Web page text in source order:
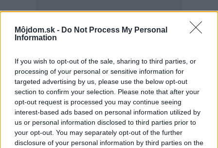
Môjdom.sk - Do Not Process My Personal
Information
If you wish to opt-out of the sale, sharing to third parties, or
processing of your personal or sensitive information for
targeted advertising by us, please use the below opt-out
section to confirm your selection. Please note that after your
opt-out request is processed you may continue seeing
interest-based ads based on personal information utilized by
us or personal information disclosed to third parties prior to
your opt-out. You may separately opt-out of the further
disclosure of your personal information by third parties on the
Deti odrástli, rodičia majú bývanie presne podľa
seba. V novom dome je všetko pre ich život i
návštevy vnúčat
V dome v lese vyriešili známy problém. Dvaja
majitelia v ňom majú dosť súkromia aj miesto pre
spoločný čas